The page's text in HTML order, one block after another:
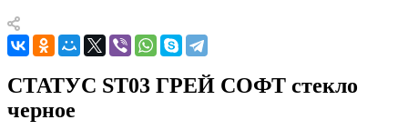
СТАТУС ST03 ГРЕЙ СОФТ стекло
черное